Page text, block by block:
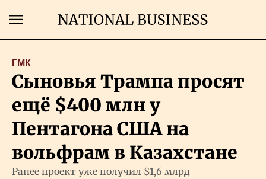
Главная
Экономика
Бизнес
ГМК
Сыновья Трампа просят
ещё $400 млн у
Пентагона США на
вольфрам в Казахстане
Ранее проект уже получил $1,6 млрд